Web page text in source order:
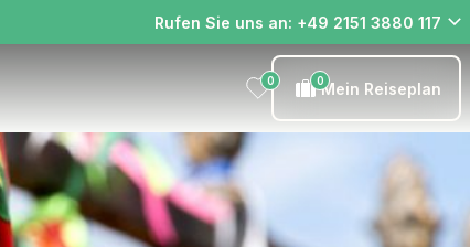
Rufen Sie uns an: +49 2151 3880 117
0 0Mein Reiseplan